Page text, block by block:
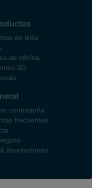
de tinta
de oficina
3D
contraseña
frecuentes
devoluciones